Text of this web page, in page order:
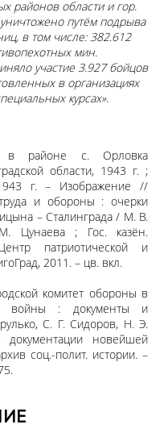
районов области и гор.
путём подрыва
в том числе: 382.612
мин.
участие 3.927 бойцов
в организациях
курсах».
в районе с. Орловка
области, 1943 г. ;
г. – Изображение //
и обороны : очерки
– Сталинграда / М. В.
Цунаева ; Гос. казён.
патриотической и
2011. – цв. вкл.
комитет обороны в
войны : документы и
С. Г. Сидоров, Н. Э.
новейшей
соц.-полит. истории. –